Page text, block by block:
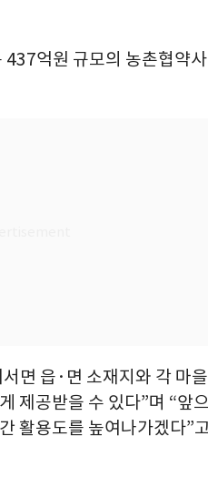
억원 규모의 농촌협약
면 읍·면 소재지와 각 마
제공받을 수 있다”며 “앞
활용도를 높여나가겠다”